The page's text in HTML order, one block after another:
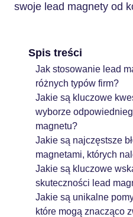
swoje lead magnety od
Spis treści
Jak stosowanie lead
różnych typów firm?
Jakie są kluczowe
wyborze
magnetu?
Jakie są najczęstsze
magnetami, których
Jakie są kluczowe
skuteczności lead
Jakie są unikalne
które mogą znacząco